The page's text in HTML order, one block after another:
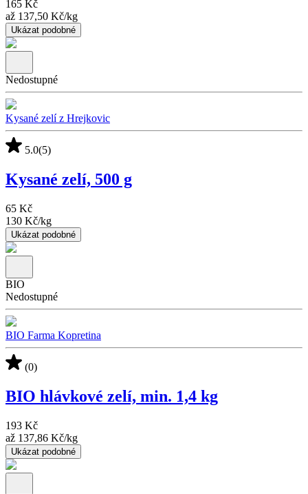
165 Kč
až 137,50 Kč/kg
Ukázat podobné
Nedostupné
Kysané zelí z Hrejkovic
5.0(5)
Kysané zelí, 500 g
65 Kč
130 Kč/kg
Ukázat podobné
BIO
Nedostupné
BIO Farma Kopretina
(0)
BIO hlávkové zelí, min. 1,4 kg
193 Kč
až 137,86 Kč/kg
Ukázat podobné